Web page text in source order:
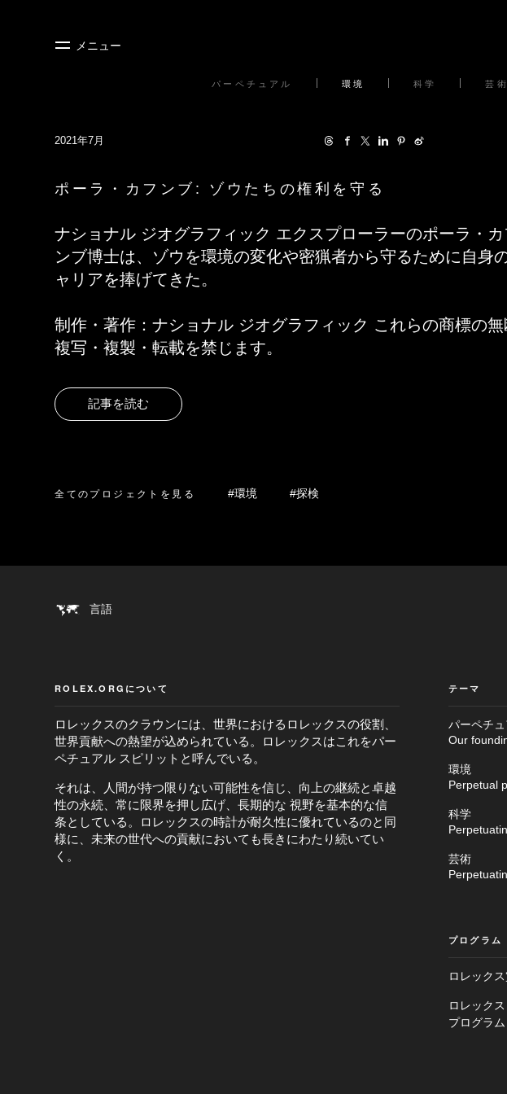
メニュー
パーペチュアル 環境 科学 芸術
2021年7月
ポーラ・カフンブ: ゾウたちの権利を守る
ナショナル ジオグラフィック エクスプローラーのポーラ・カ
ンブ博士は、ゾウを環境の変化や密猟者から守るために自身
ャリアを捧げてきた。
制作・著作：ナショナル ジオグラフィック これらの商標の無
複写・複製・転載を禁じます。
記事を読む
全てのプロジェクトを見る #環境 #探検
言語
ROLEX.ORGについて
ロレックスのクラウンには、世界におけるロレックスの役割、
世界貢献への熱望が込められている。ロレックスはこれをパー
ペチュアル スピリットと呼んでいる。
それは、人間が持つ限りない可能性を信じ、向上の継続と卓越
性の永続、常に限界を押し広げ、長期的な 視野を基本的な信
条としている。ロレックスの時計が耐久性に優れているのと同
様に、未来の世代への貢献においても長きにわたり続いてい
く。
テーマ
パーペチ
Our
環境
Perpetual
科学
芸術
プログラム
ロレック
ロレック
プログラム